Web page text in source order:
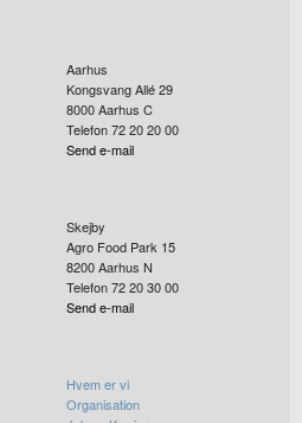
Aarhus
Kongsvang Allé 29
8000Aarhus C
Telefon 72 20 20 00
Send e-mail
Skejby
Agro Food Park 15
8200Aarhus N
Telefon 72 20 30 00
Send e-mail
Hvem er vi
Organisation